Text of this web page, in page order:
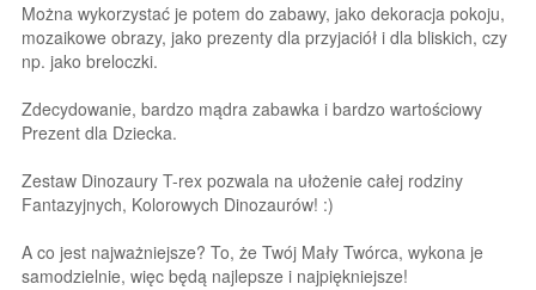
Można wykorzystać je potem do zabawy, jako dekoracja pokoju,
mozaikowe obrazy, jako prezenty dla przyjaciół i dla bliskich, czy
np. jako breloczki.
Zdecydowanie, bardzo mądra zabawka i bardzo wartościowy
Prezent dla Dziecka.
Zestaw Dinozaury T-rex pozwala na ułożenie całej rodziny
Fantazyjnych, Kolorowych Dinozaurów! :)
A co jest najważniejsze? To, że Twój Mały Twórca, wykona je
samodzielnie, więc będą najlepsze i najpiękniejsze!